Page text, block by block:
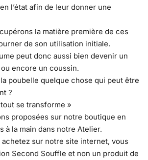
l’état afin de leur donner une
la matière première de ces
de son utilisation initiale.
peut donc aussi bien devenir un
encore un coussin.
poubelle quelque chose qui peut être
?
se transforme »
proposées sur notre boutique en
à la main dans notre Atelier.
sur notre site internet, vous
Second Souffle et non un produit de